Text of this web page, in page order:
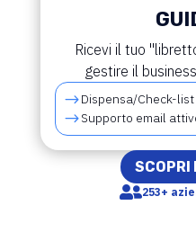
Ricevi il tuo
gestire il
$Dispensa/Check-list
$Supporto email
SCOPRI
253+